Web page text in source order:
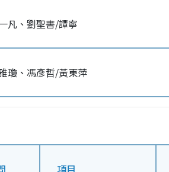
凡、劉聖書/譚寧
瓊、馮彥哲/黃東萍
項目